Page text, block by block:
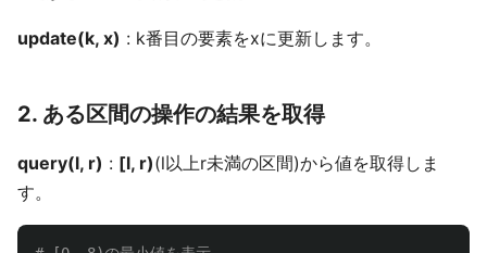
update(k, x) : k番目の要素をxに更新します。
2. ある区間の操作の結果を取得
query(l, r) : [l, r)(l以上r未満の区間)から値を取得しま
す。